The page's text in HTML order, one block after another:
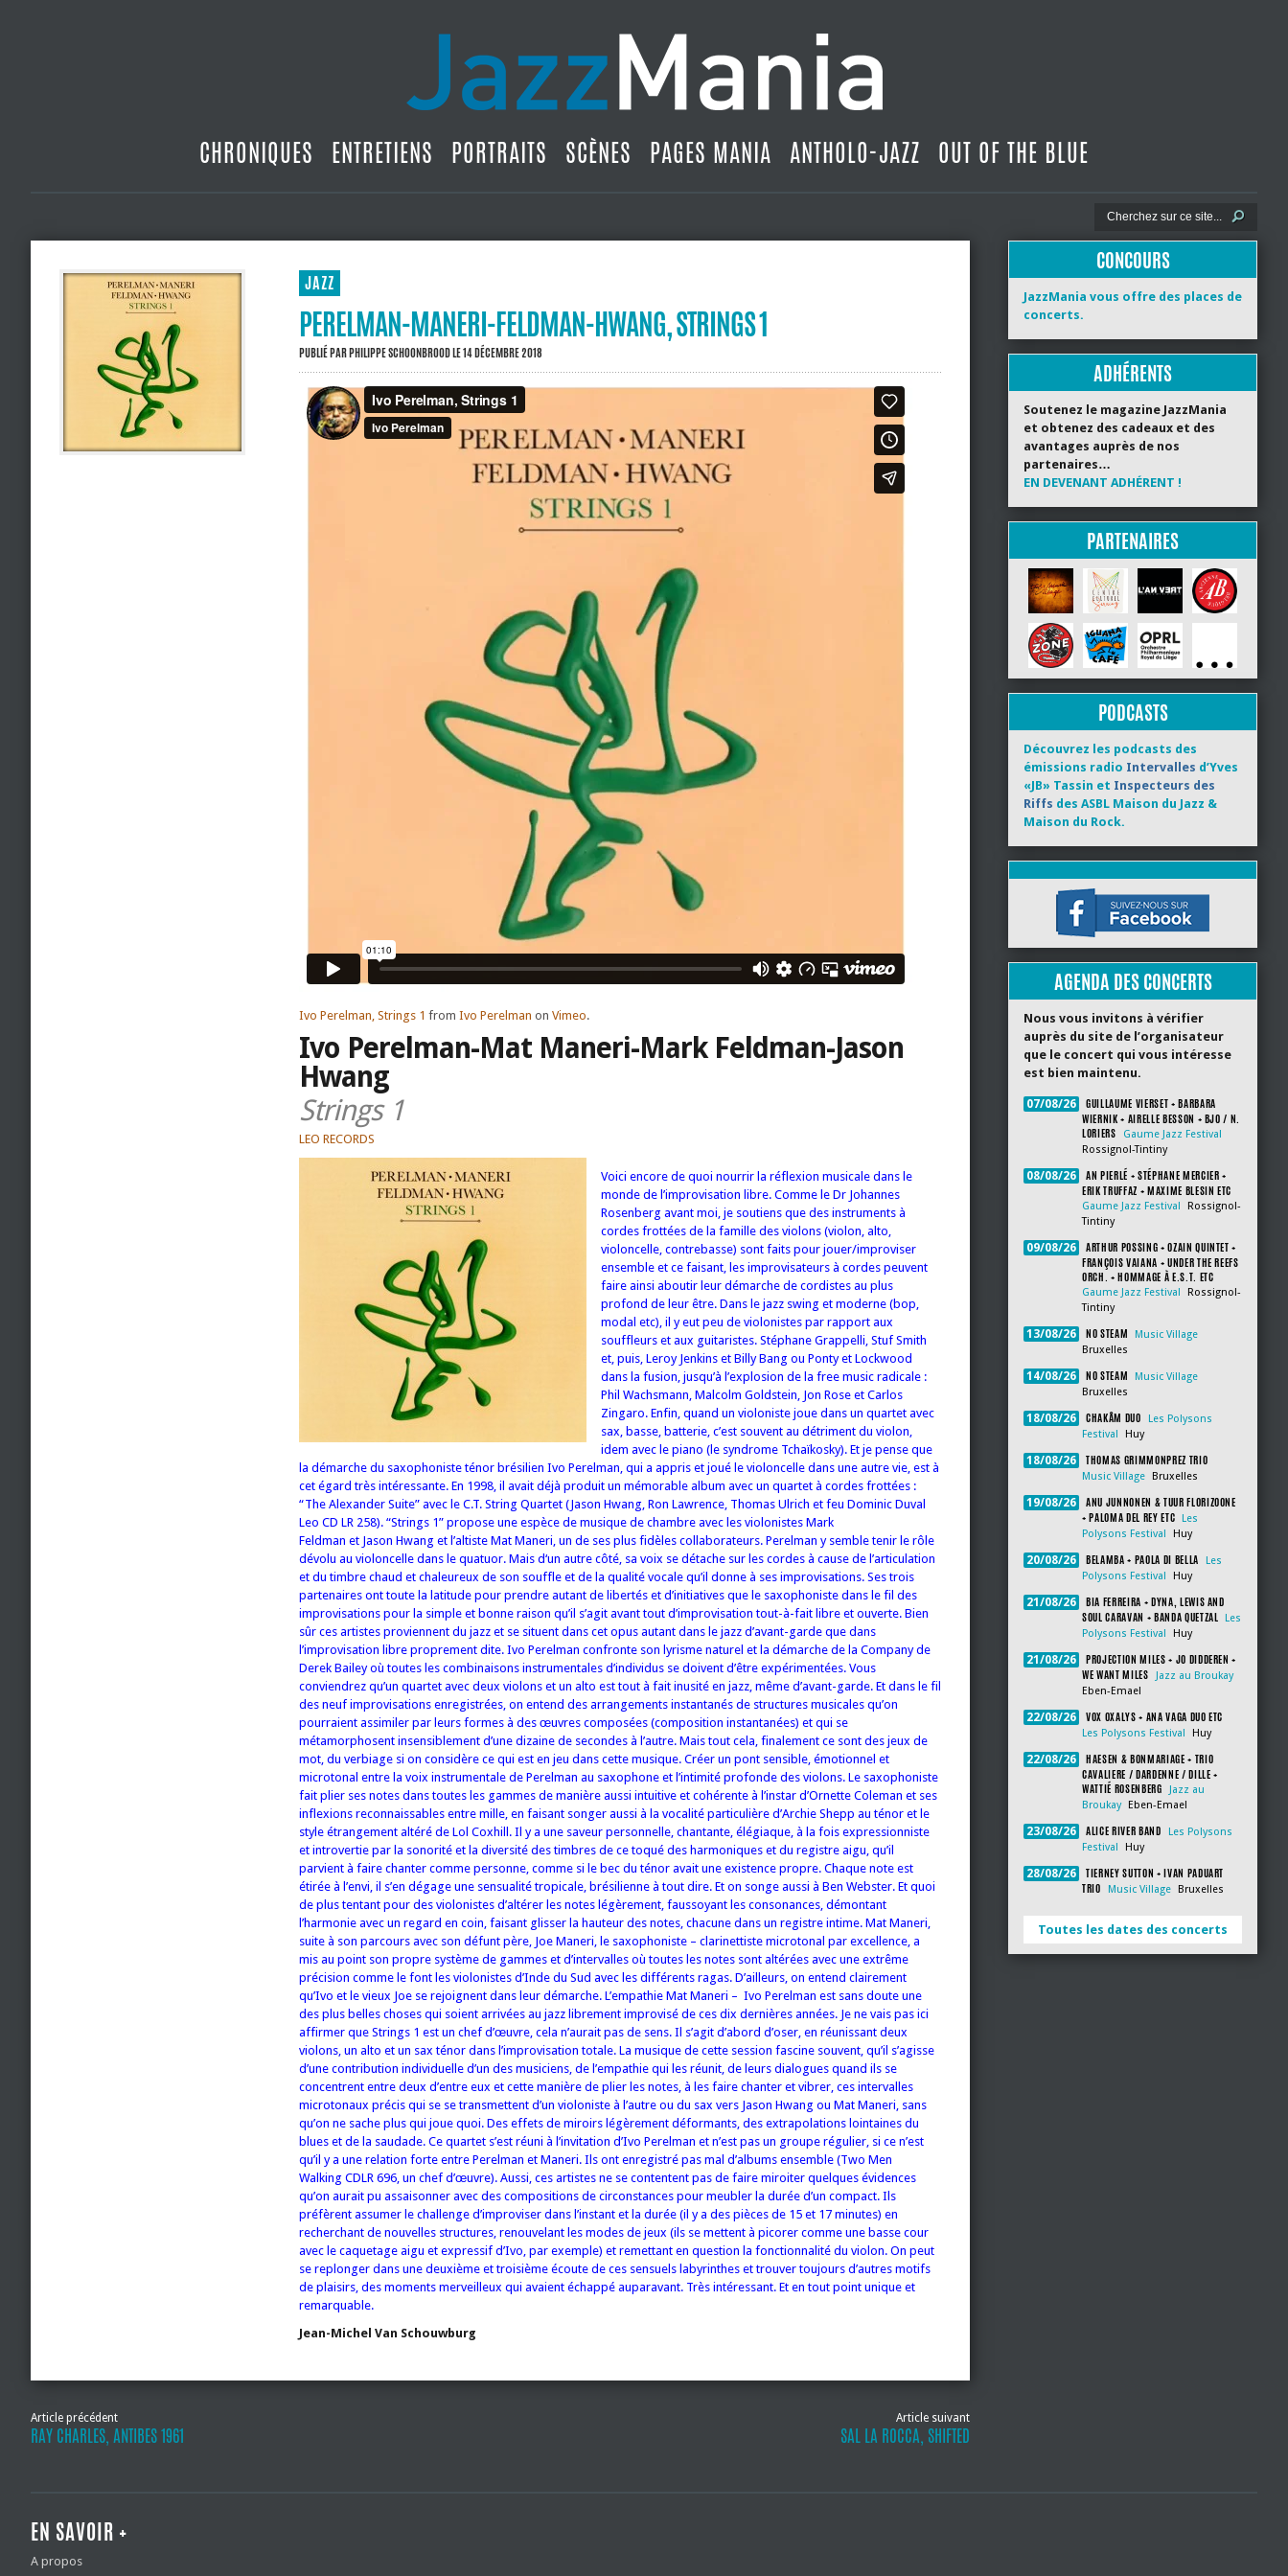
CHRONIQUES ENTRETIENS PORTRAITS SCÈNES PAGES MANIA ANTHOLO-JAZZ OUT OF THE BLUE
JAZZ
PERELMAN-MANERI-FELDMAN-HWANG, STRINGS 1
PUBLIÉ PARPHILIPPE SCHOONBROODLE 14 DÉCEMBRE 2018
Ivo Perelman, Strings 1 from Ivo Perelman on Vimeo.
Ivo Perelman-Mat Maneri-Mark Feldman-Jason
Hwang
Strings 1
LEO RECORDS
Voici encore de quoi nourrir la réflexion musicale dans le
monde de l’improvisation libre. Comme le Dr Johannes
Rosenberg avant moi, je soutiens que des instruments à
cordes frottées de la famille des violons (violon, alto,
violoncelle, contrebasse) sont faits pour jouer/improviser
ensemble et ce faisant, les improvisateurs à cordes peuvent
faire ainsi aboutir leur démarche de cordistes au plus
profond de leur être. Dans le jazz swing et moderne (bop,
modal etc), il y eut peu de violonistes par rapport aux
souffleurs et aux guitaristes. Stéphane Grappelli, Stuf Smith
et, puis, Leroy Jenkins et Billy Bang ou Ponty et Lockwood
dans la fusion, jusqu’à l’explosion de la free music radicale :
Phil Wachsmann, Malcolm Goldstein, Jon Rose et Carlos
Zingaro. Enfin, quand un violoniste joue dans un quartet avec
sax, basse, batterie, c’est souvent au détriment du violon,
idem avec le piano (le syndrome Tchaïkosky). Et je pense que
la démarche du saxophoniste ténor brésilien Ivo Perelman, qui a appris et joué le violoncelle dans une autre vie, est à
cet égard très intéressante. En 1998, il avait déjà produit un mémorable album avec un quartet à cordes frottées :
“The Alexander Suite” avec le C.T. String Quartet (Jason Hwang, Ron Lawrence, Thomas Ulrich et feu Dominic Duval
Leo CD LR 258). “Strings 1” propose une espèce de musique de chambre avec les violonistes Mark
Feldman et Jason Hwang et l’altiste Mat Maneri, un de ses plus fidèles collaborateurs. Perelman y semble tenir le rôle
dévolu au violoncelle dans le quatuor. Mais d‘un autre côté, sa voix se détache sur les cordes à cause de l’articulation
et du timbre chaud et chaleureux de son souffle et de la qualité vocale qu’il donne à ses improvisations. Ses trois
partenaires ont toute la latitude pour prendre autant de libertés et d’initiatives que le saxophoniste dans le fil des
improvisations pour la simple et bonne raison qu’il s’agit avant tout d’improvisation tout-à-fait libre et ouverte. Bien
sûr ces artistes proviennent du jazz et se situent dans cet opus autant dans le jazz d’avant-garde que dans
l’improvisation libre proprement dite. Ivo Perelman confronte son lyrisme naturel et la démarche de la Company de
Derek Bailey où toutes les combinaisons instrumentales d’individus se doivent d’être expérimentées. Vous
conviendrez qu’un quartet avec deux violons et un alto est tout à fait inusité en jazz, même d’avant-garde. Et dans le fil
des neuf improvisations enregistrées, on entend des arrangements instantanés de structures musicales qu’on
pourraient assimiler par leurs formes à des œuvres composées (composition instantanées) et qui se
métamorphosent insensiblement d’une dizaine de secondes à l’autre. Mais tout cela, finalement ce sont des jeux de
mot, du verbiage si on considère ce qui est en jeu dans cette musique. Créer un pont sensible, émotionnel et
microtonal entre la voix instrumentale de Perelman au saxophone et l’intimité profonde des violons. Le saxophoniste
fait plier ses notes dans toutes les gammes de manière aussi intuitive et cohérente à l’instar d’Ornette Coleman et ses
inflexions reconnaissables entre mille, en faisant songer aussi à la vocalité particulière d’Archie Shepp au ténor et le
style étrangement altéré de Lol Coxhill. Il y a une saveur personnelle, chantante, élégiaque, à la fois expressionniste
et introvertie par la sonorité et la diversité des timbres de ce toqué des harmoniques et du registre aigu, qu’il
parvient à faire chanter comme personne, comme si le bec du ténor avait une existence propre. Chaque note est
étirée à l’envi, il s’en dégage une sensualité tropicale, brésilienne à tout dire. Et on songe aussi à Ben Webster. Et quoi
de plus tentant pour des violonistes d’altérer les notes légèrement, faussoyant les consonances, démontant
l’harmonie avec un regard en coin, faisant glisser la hauteur des notes, chacune dans un registre intime. Mat Maneri,
suite à son parcours avec son défunt père, Joe Maneri, le saxophoniste – clarinettiste microtonal par excellence, a
mis au point son propre système de gammes et d’intervalles où toutes les notes sont altérées avec une extrême
précision comme le font les violonistes d’Inde du Sud avec les différents ragas. D’ailleurs, on entend clairement
qu’Ivo et le vieux Joe se rejoignent dans leur démarche. L’empathie Mat Maneri – Ivo Perelman est sans doute une
des plus belles choses qui soient arrivées au jazz librement improvisé de ces dix dernières années. Je ne vais pas ici
affirmer que Strings 1 est un chef d’œuvre, cela n’aurait pas de sens. Il s’agit d’abord d’oser, en réunissant deux
violons, un alto et un sax ténor dans l’improvisation totale. La musique de cette session fascine souvent, qu’il s’agisse
d’une contribution individuelle d’un des musiciens, de l’empathie qui les réunit, de leurs dialogues quand ils se
concentrent entre deux d’entre eux et cette manière de plier les notes, à les faire chanter et vibrer, ces intervalles
microtonaux précis qui se se transmettent d’un violoniste à l’autre ou du sax vers Jason Hwang ou Mat Maneri, sans
qu’on ne sache plus qui joue quoi. Des effets de miroirs légèrement déformants, des extrapolations lointaines du
blues et de la saudade. Ce quartet s’est réuni à l’invitation d’Ivo Perelman et n’est pas un groupe régulier, si ce n’est
qu’il y a une relation forte entre Perelman et Maneri. Ils ont enregistré pas mal d’albums ensemble (Two Men
Walking CDLR 696, un chef d’œuvre). Aussi, ces artistes ne se contentent pas de faire miroiter quelques évidences
qu’on aurait pu assaisonner avec des compositions de circonstances pour meubler la durée d’un compact. Ils
préfèrent assumer le challenge d’improviser dans l’instant et la durée (il y a des pièces de 15 et 17 minutes) en
recherchant de nouvelles structures, renouvelant les modes de jeux (ils se mettent à picorer comme une basse cour
avec le caquetage aigu et expressif d’Ivo, par exemple) et remettant en question la fonctionnalité du violon. On peut
se replonger dans une deuxième et troisième écoute de ces sensuels labyrinthes et trouver toujours d’autres motifs
de plaisirs, des moments merveilleux qui avaient échappé auparavant. Très intéressant. Et en tout point unique et
remarquable.
Jean-Michel Van Schouwburg
Article précédent
RAY CHARLES, ANTIBES 1961
Article suivant
SAL LA ROCCA, SHIFTED
CONCOURS
JazzMania vous offre des places de
concerts.
ADHÉRENTS
Soutenez le magazine JazzMania
et obtenez des cadeaux et des
avantages auprès de nos
partenaires…
EN DEVENANT ADHÉRENT !
PARTENAIRES
PODCASTS
Découvrez les podcasts des
émissions radio Intervalles d’Yves
«JB» Tassin et Inspecteurs des
Riffs des ASBL Maison du Jazz &
Maison du Rock.
AGENDA DES CONCERTS
Nous vous invitons à vérifier
auprès du site de l’organisateur
que le concert qui vous intéresse
est bien maintenu.
07/08/26
GUILLAUME VIERSET + BARBARA
WIERNIK + AIRELLE BESSON + BJO / N.
LORIERS
Gaume Jazz Festival
Rossignol-Tintiny
08/08/26
AN PIERLÉ + STÉPHANE MERCIER +
ERIK TRUFFAZ + MAXIME BLESIN ETC
Gaume Jazz Festival
Rossignol-
Tintiny
09/08/26
ARTHUR POSSING + OZAIN QUINTET +
FRANÇOIS VAIANA + UNDER THE REEFS
ORCH. + HOMMAGE À E.S.T. ETC
Gaume Jazz Festival
Rossignol-
Tintiny
13/08/26 NO STEAM
Music Village
Bruxelles
14/08/26 NO STEAM
Music Village
Bruxelles
18/08/26 CHAKÂM DUO
Les Polysons
Festival
Huy
18/08/26 THOMAS GRIMMONPREZ TRIO
Music Village Bruxelles
19/08/26
ANU JUNNONEN & TUUR FLORIZOONE
+ PALOMA DEL REY ETC
Les
Polysons Festival
Huy
20/08/26 BELAMBA + PAOLA DI BELLA
Les
Polysons Festival
Huy
21/08/26
BIA FERREIRA + DYNA, LEWIS AND
SOUL CARAVAN + BANDA QUETZAL
Les
Polysons Festival
Huy
21/08/26
PROJECTION MILES + JO DIDDEREN +
WE WANT MILES
Jazz au Broukay
Eben-Emael
22/08/26 VOX OXALYS + ANA VAGA DUO ETC
Les Polysons Festival Huy
22/08/26
HAESEN & BONMARIAGE + TRIO
CAVALIERE / DARDENNE / DILLE +
WATTIÉ ROSENBERG
Jazz au
Broukay
Eben-Emael
23/08/26 ALICE RIVER BAND
Les Polysons
Festival
Huy
28/08/26
TIERNEY SUTTON + IVAN PADUART
TRIO
Music Village Bruxelles
Toutes les dates des concerts
EN SAVOIR +
A propos